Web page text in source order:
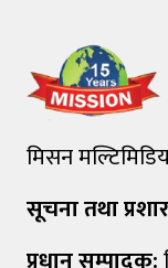
मिसन
सूचना तथा